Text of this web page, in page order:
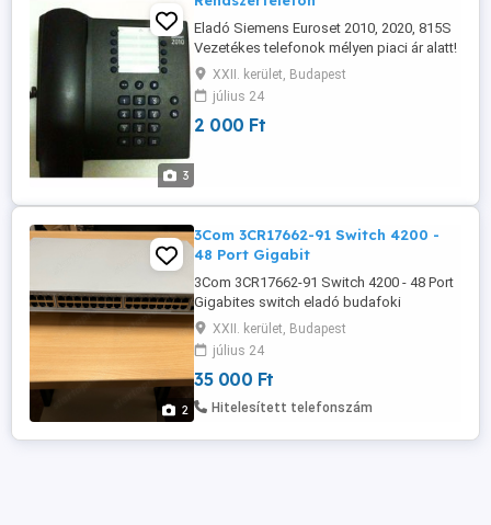
3
Eladó Siemens Euroset 2010, 2020, 815S
Vezetékes telefonok mélyen piaci ár alatt!
2000.- +áfa /db áron!
XXII. kerület, Budapest
július 24
2 000 Ft
2
3Com 3CR17662-91 Switch 4200 -
48 Port Gigabit
3Com 3CR17662-91 Switch 4200 - 48 Port
Gigabites switch eladó budafoki
raktárunkból. Az eszköz biztosítja a
vezetéksebességű teljesítményt minden
porton, és támogatja a VLAN-okat, QoS
funkciókat és link aggregation-t. Portok
és Kapcsolódási Lehetőségek: - 48
...
XXII. kerület, Budapest
július 24
35 000 Ft
Hitelesített telefonszám